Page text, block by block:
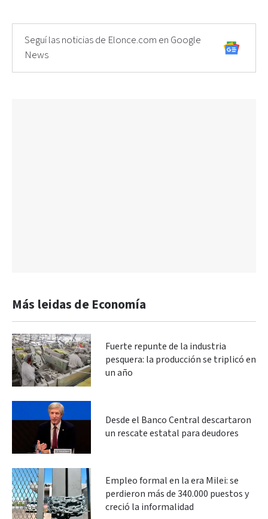
Seguí las noticias de Elonce.com en Google
News
Más leidas de Economía
Fuerte repunte de la industria
pesquera: la producción se triplicó en
un año
Desde el Banco Central descartaron
un rescate estatal para deudores
Empleo formal en la era Milei: se
perdieron más de 340.000 puestos y
creció la informalidad